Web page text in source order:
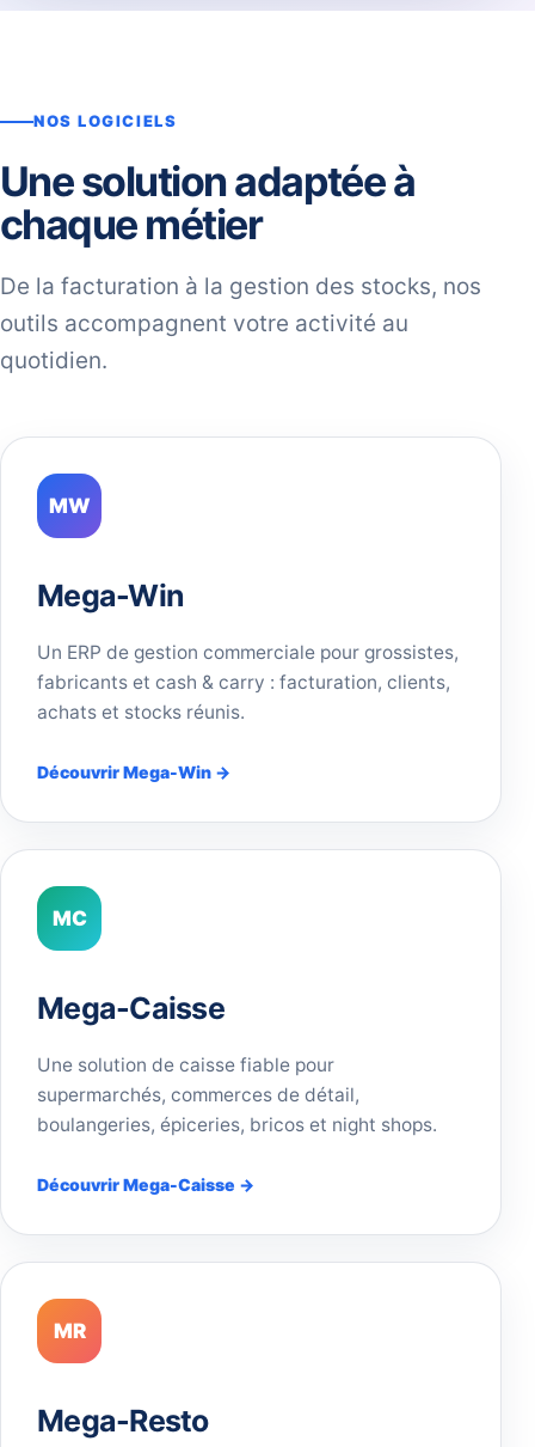
NOS LOGICIELS
Une solution adaptée à
chaque métier
De la facturation à la gestion des stocks, nos
outils accompagnent votre activité au
quotidien.
MW
Mega-Win
Un ERP de gestion commerciale pour grossistes,
fabricants et cash & carry : facturation, clients,
achats et stocks réunis.
Découvrir Mega-Win →
MC
Mega-Caisse
Une solution de caisse fiable pour
supermarchés, commerces de détail,
boulangeries, épiceries, bricos et night shops.
Découvrir Mega-Caisse →
MR
Mega-Resto